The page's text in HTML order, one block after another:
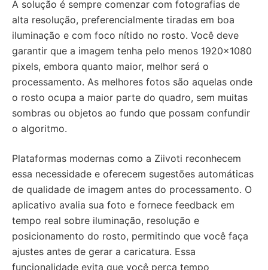
A solução é sempre comenzar com fotografias de
alta resolução, preferencialmente tiradas em boa
iluminação e com foco nítido no rosto. Você deve
garantir que a imagem tenha pelo menos 1920×1080
pixels, embora quanto maior, melhor será o
processamento. As melhores fotos são aquelas onde
o rosto ocupa a maior parte do quadro, sem muitas
sombras ou objetos ao fundo que possam confundir
o algoritmo.
Plataformas modernas como a Ziivoti reconhecem
essa necessidade e oferecem sugestões automáticas
de qualidade de imagem antes do processamento. O
aplicativo avalia sua foto e fornece feedback em
tempo real sobre iluminação, resolução e
posicionamento do rosto, permitindo que você faça
ajustes antes de gerar a caricatura. Essa
funcionalidade evita que você perca tempo